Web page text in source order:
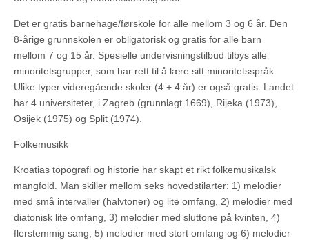
Det er gratis barnehage/førskole for alle mellom 3 og 6 år. Den
8-årige grunnskolen er obligatorisk og gratis for alle barn
mellom 7 og 15 år. Spesielle undervisningstilbud tilbys alle
minoritetsgrupper, som har rett til å lære sitt minoritetsspråk.
Ulike typer videregående skoler (4 + 4 år) er også gratis. Landet
har 4 universiteter, i Zagreb (grunnlagt 1669), Rijeka (1973),
Osijek (1975) og Split (1974).
Folkemusikk
Kroatias topografi og historie har skapt et rikt folkemusikalsk
mangfold. Man skiller mellom seks hovedstilarter: 1) melodier
med små intervaller (halvtoner) og lite omfang, 2) melodier med
diatonisk lite omfang, 3) melodier med sluttone på kvinten, 4)
flerstemmig sang, 5) melodier med stort omfang og 6) melodier